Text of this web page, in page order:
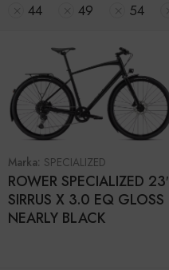
44 49 54
Marka: SPECIALIZED
ROWER SPECIALIZED 23′
SIRRUS X 3.0 EQ GLOSS
NEARLY BLACK